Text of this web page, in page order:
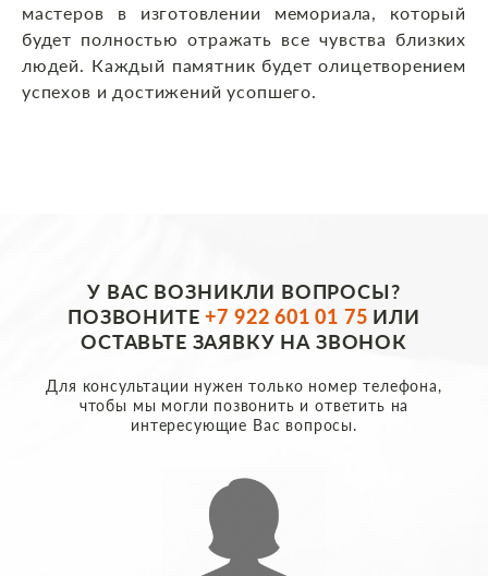
мастеров в изготовлении мемориала, который
будет полностью отражать все чувства близких
людей. Каждый памятник будет олицетворением
успехов и достижений усопшего.
У ВАС ВОЗНИКЛИ ВОПРОСЫ?
ПОЗВОНИТЕ+7 922 601 01 75 ИЛИ
ОСТАВЬТЕ ЗАЯВКУ НА ЗВОНОК
Для консультации нужен только номер телефона,
чтобы мы могли позвонить и ответить на
интересующие Вас вопросы.